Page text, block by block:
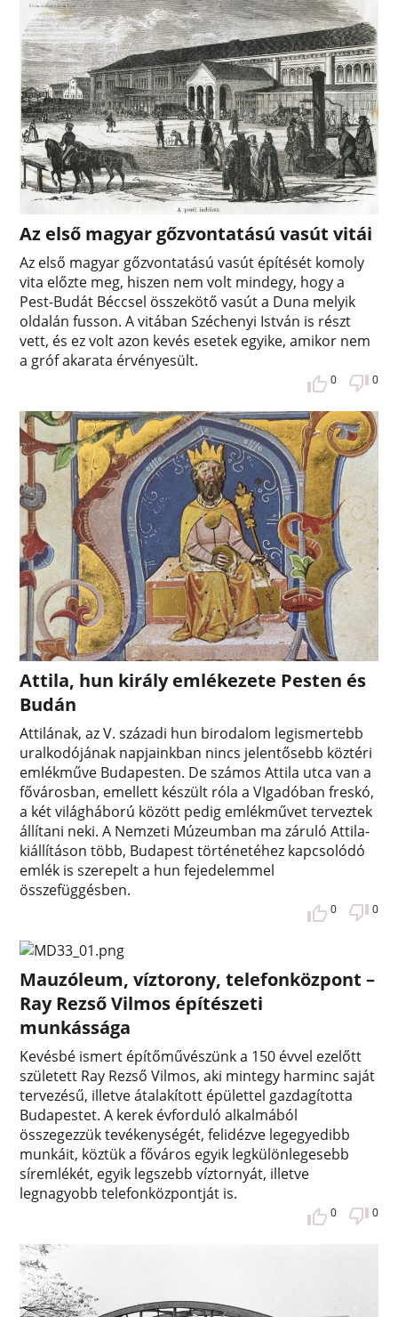
Az első magyar gőzvontatású vasút vitái
Az első magyar gőzvontatású vasút építését komoly
vita előzte meg, hiszen nem volt mindegy, hogy a
Pest-Budát Béccsel összekötő vasút a Duna melyik
oldalán fusson. A vitában Széchenyi István is részt
vett, és ez volt azon kevés esetek egyike, amikor nem
a gróf akarata érvényesült.
0 0
Attila, hun király emlékezete Pesten és
Budán
Attilának, az V. századi hun birodalom legismertebb
uralkodójának napjainkban nincs jelentősebb köztéri
emlékműve Budapesten. De számos Attila utca van a
fővárosban, emellett készült róla a VIgadóban freskó,
a két világháború között pedig emlékművet terveztek
állítani neki. A Nemzeti Múzeumban ma záruló Attila-
kiállításon több, Budapest történetéhez kapcsolódó
emlék is szerepelt a hun fejedelemmel
összefüggésben.
0 0
Mauzóleum, víztorony, telefonközpont –
Ray Rezső Vilmos építészeti
munkássága
Kevésbé ismert építőművészünk a 150 évvel ezelőtt
született Ray Rezső Vilmos, aki mintegy harminc saját
tervezésű, illetve átalakított épülettel gazdagította
Budapestet. A kerek évforduló alkalmából
összegezzük tevékenységét, felidézve legegyedibb
munkáit, köztük a főváros egyik legkülönlegesebb
síremlékét, egyik legszebb víztornyát, illetve
legnagyobb telefonközpontját is.
0 0